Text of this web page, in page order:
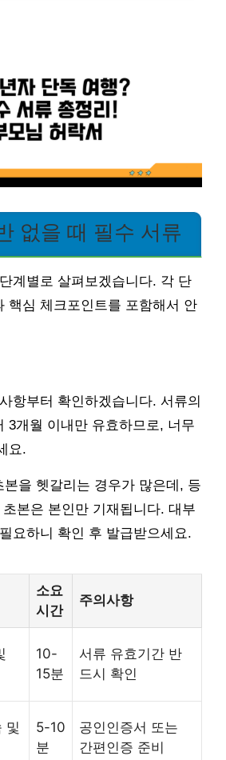
없을 때 필수 서류
계별로 살펴보겠습니다. 각 단
핵심 체크포인트를 포함해서 안
항부터 확인하겠습니다. 서류의
3개월 이내만 유효하므로, 너무
요.
본을 헷갈리는 경우가 많은데, 등
본은 본인만 기재됩니다. 대부
요하니 확인 후 발급받으세요.
소요
시간
주의사항
10-
15분
서류 유효기간 반
드시 확인
및
5-10
분
공인인증서 또는
간편인증 준비